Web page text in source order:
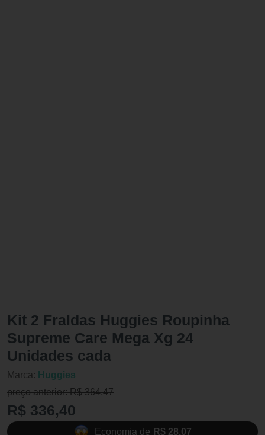
Kit 2 Fraldas Huggies Roupinha
Supreme Care Mega Xg 24
Unidades cada
Marca: Huggies
preço anterior: R$ 364,47
R$ 336,40
Economia de R$ 28,07